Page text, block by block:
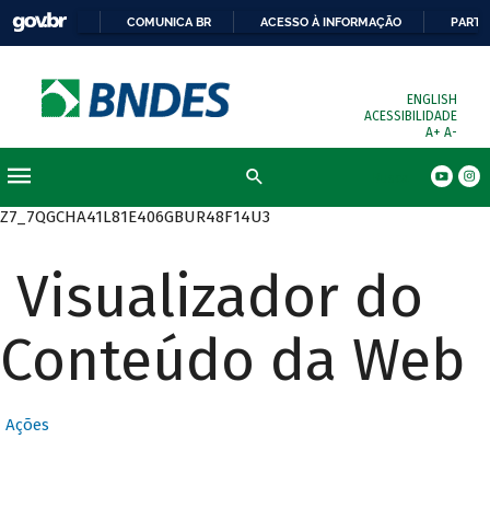
COMUNICA BR ACESSO À INFORMAÇÃO
ENGLISH
ACESSIBILIDADE
A+ A-
Z7_7QGCHA41L81E406GBUR48F14U3
Visualizador do
Conteúdo da Web
Ações